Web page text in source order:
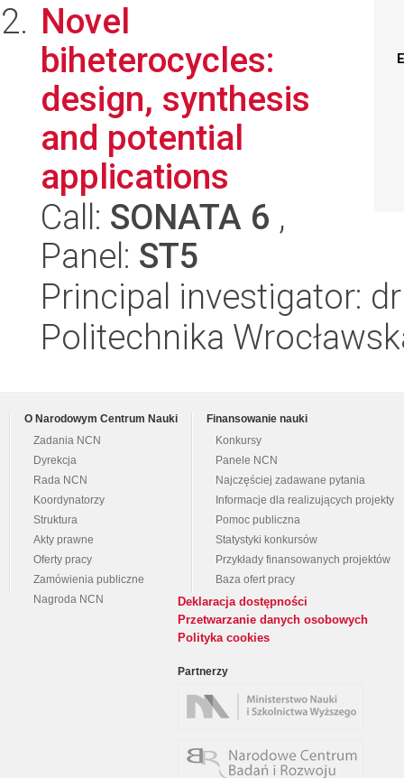
Novel
biheterocycles:
design, synthesis
and potential
applications
Call: SONATA 6 ,
Panel: ST5
Principal investigator:
Politechnika
O Narodowym Centrum Nauki
Zadania NCN
Dyrekcja
Rada NCN
Koordynatorzy
Struktura
Akty prawne
Oferty pracy
Zamówienia publiczne
Nagroda NCN
Finansowanie nauki
Konkursy
Panele NCN
Najczęściej zadawane pytania
Informacje dla realizujących projekty
Pomoc publiczna
Statystyki konkursów
Przykłady finansowanych projektów
Baza ofert pracy
Deklaracja dostępności
Przetwarzanie danych osobowych
Polityka cookies
Partnerzy